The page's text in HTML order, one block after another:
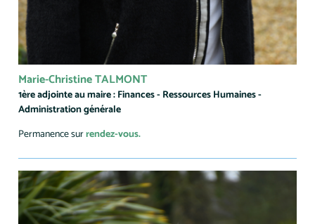
Marie-Christine TALMONT
1ère adjointe au maire : Finances - Ressources Humaines -
Administration générale
Permanence surrendez-vous.